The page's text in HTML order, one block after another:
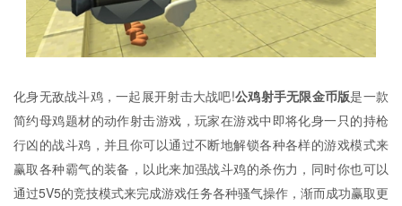
化身无敌战斗鸡，一起展开射击大战吧!公鸡射手无限金币版是一款
简约母鸡题材的动作射击游戏，玩家在游戏中即将化身一只的持枪
行凶的战斗鸡，并且你可以通过不断地解锁各种各样的游戏模式来
赢取各种霸气的装备，以此来加强战斗鸡的杀伤力，同时你也可以
通过5V5的竞技模式来完成游戏任务各种骚气操作，渐而成功赢取更